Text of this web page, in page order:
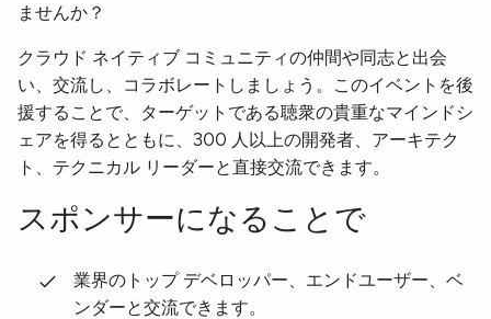
ませんか？
クラウド ネイティブ コミュニティの仲間や同志と出会
い、交流し、コラボレートしましょう。このイベントを後
援することで、ターゲットである聴衆の貴重なマインドシ
ェアを得るとともに、300 人以上の開発者、アーキテク
ト、テクニカル リーダーと直接交流できます。
スポンサーになることで
業界のトップ デベロッパー、エンドユーザー、ベ
ンダーと交流できます。